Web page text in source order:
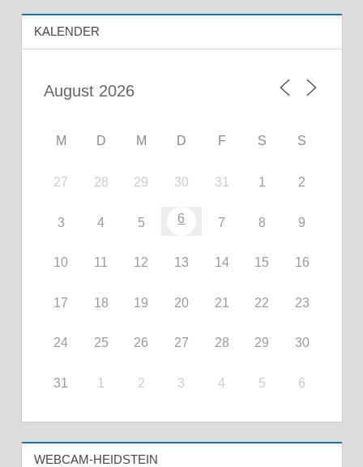
KALENDER
M D M D F S S
27 28 29 30 31 1 2
3 4 5 6 7 8 9
10 11 12 13 14 15 16
17 18 19 20 21 22 23
24 25 26 27 28 29 30
31 1 2 3 4 5 6
WEBCAM-HEIDSTEIN